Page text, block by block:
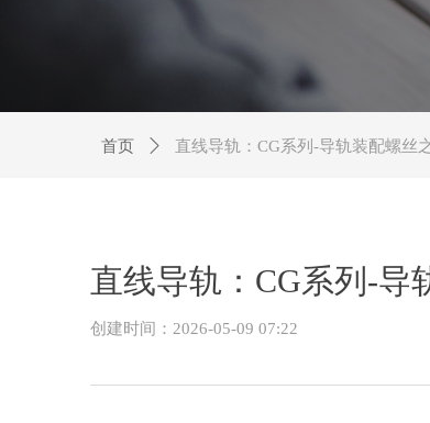
首页 ꄲ 直线导轨：CG系列-导轨装配螺丝
直线导轨：CG系列-导
创建时间： 2026-05-09 07:22